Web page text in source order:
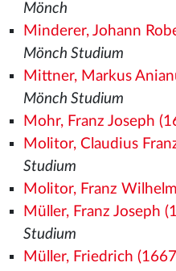
Mönch
Minderer, Johann
Mönch Studium
Mittner, Markus
Mönch Studium
Mohr, Franz Joseph
Molitor, Claudius
Studium
Molitor, Franz Wilhelm
Müller, Franz Joseph
Studium
Müller, Friedrich